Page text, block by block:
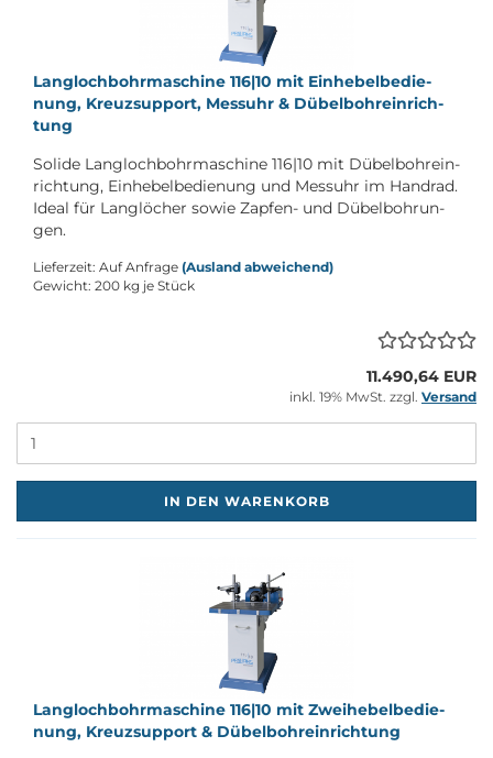
Lang­loch­bohr­ma­schi­ne 116|10 mit Ein­he­bel­be­die­
nung, Kreuz­sup­port, Mess­uhr & Dü­bel­bohr­ein­rich­
tung
So­li­de Lang­loch­bohr­ma­schi­ne 116|10 mit Dü­bel­bohr­ein­
rich­tung, Ein­he­bel­be­die­nung und Mess­uhr im Hand­rad.
Ideal für Lang­lö­cher sowie Zapfen-​ und Dü­bel­boh­run­
gen.
Lieferzeit: Auf Anfrage (Ausland abweichend)
Gewicht: 200 kg je Stück
11.490,64 EUR
inkl. 19% MwSt. zzgl. Versand
IN DEN WARENKORB
Lang­loch­bohr­ma­schi­ne 116|10 mit Zwei­he­bel­be­die­
nung, Kreuz­sup­port & Dü­bel­bohr­ein­rich­tung